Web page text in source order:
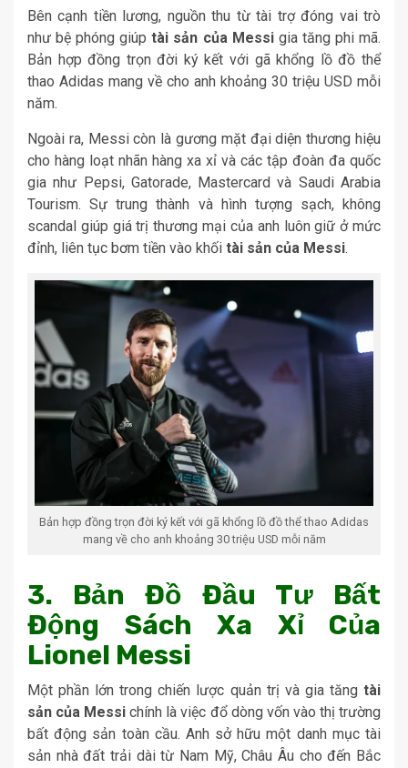
Bên cạnh tiền lương, nguồn thu từ tài trợ đóng vai trò
như bệ phóng giúptài sản của Messigia tăng phi mã.
Bản hợp đồng trọn đời ký kết với gã khổng lồ đồ thể
thao Adidas mang về cho anh khoảng 30 triệu USD mỗi
năm.
Ngoài ra, Messi còn là gương mặt đại diện thương hiệu
cho hàng loạt nhãn hàng xa xỉ và các tập đoàn đa quốc
gia như Pepsi, Gatorade, Mastercard và Saudi Arabia
Tourism. Sự trung thành và hình tượng sạch, không
scandal giúp giá trị thương mại của anh luôn giữ ở mức
đỉnh, liên tục bơm tiền vào khối tài sản của Messi.
Bản hợp đồng trọn đời ký kết với gã khổng lồ đồ thể thao Adidas
mang về cho anh khoảng 30 triệu USD mỗi năm
3. Bản Đồ Đầu Tư Bất
Động Sách Xa Xỉ Của
Lionel Messi
Một phần lớn trong chiến lược quản trị và gia tăng tài
sản của Messi chính là việc đổ dòng vốn vào thị trường
bất động sản toàn cầu. Anh sở hữu một danh mục tài
sản nhà đất trải dài từ Nam Mỹ, Châu Âu cho đến Bắc